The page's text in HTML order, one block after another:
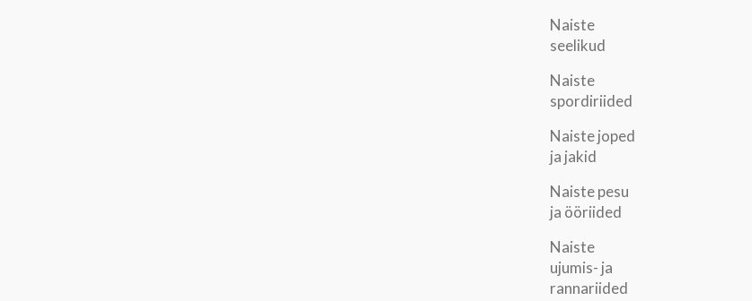
Naiste
seelikud
Naiste
spordiriided
Naiste joped
ja jakid
Naiste pesu
ja ööriided
Naiste
ujumis- ja
rannariided